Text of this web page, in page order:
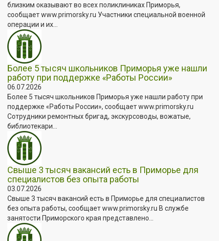
близким оказывают во всех поликлиниках Приморья,
сообщает www.primorsky.ru Участники специальной военной
операции и их...
Более 5 тысяч школьников Приморья уже нашли
работу при поддержке «Работы России»
06.07.2026
Более 5 тысяч школьников Приморья уже нашли работу при
поддержке «Работы России», сообщает www.primorsky.ru
Сотрудники ремонтных бригад, экскурсоводы, вожатые,
библиотекари...
Свыше 3 тысяч вакансий есть в Приморье для
специалистов без опыта работы
03.07.2026
Свыше 3 тысяч вакансий есть в Приморье для специалистов
без опыта работы, сообщает www.primorsky.ru В службе
занятости Приморского края представлено...